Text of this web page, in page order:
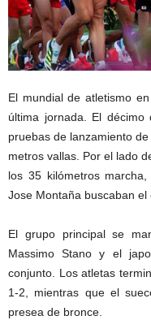
El mundial de atletismo
última jornada. El
pruebas de lanzamiento
metros vallas. Por el lado
los 35 kilómetros
Jose Montaña buscaban el
El grupo principal se
Massimo Stano y el
conjunto. Los atletas
1-2, mientras que el
presea de bronce.